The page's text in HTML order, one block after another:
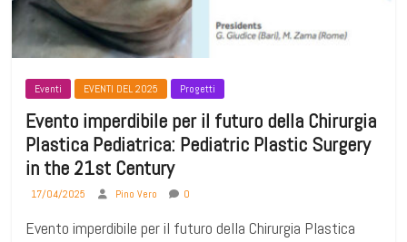
Eventi EVENTI DEL 2025 Progetti
Evento imperdibile per il futuro della Chirurgia
Plastica Pediatrica: Pediatric Plastic Surgery
in the 21st Century
17/04/2025 Pino Vero 0
Evento imperdibile per il futuro della Chirurgia Plastica